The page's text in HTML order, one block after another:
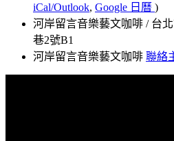
iCal/Outlook, Google 日曆 )
河岸留言音樂藝文咖啡 / 台
巷2號B1
河岸留言音樂藝文咖啡 聯絡